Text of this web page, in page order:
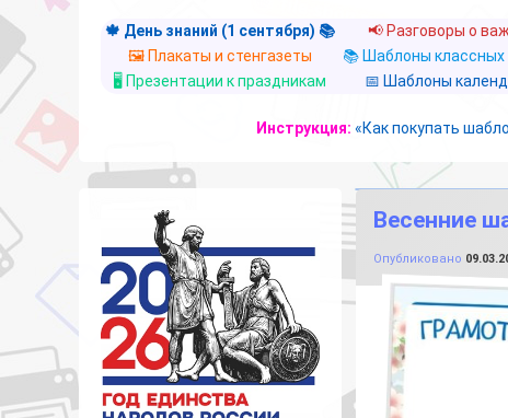
🍁 День знаний (1 сентября) 📚 📢 Разговоры о
🖼️ Плакаты и стенгазеты
📚 Шаблоны классных
🖥️ Презентации к праздникам
📅 Шаблоны
Инструкция: «Как покупать
Весенние
Опубликовано